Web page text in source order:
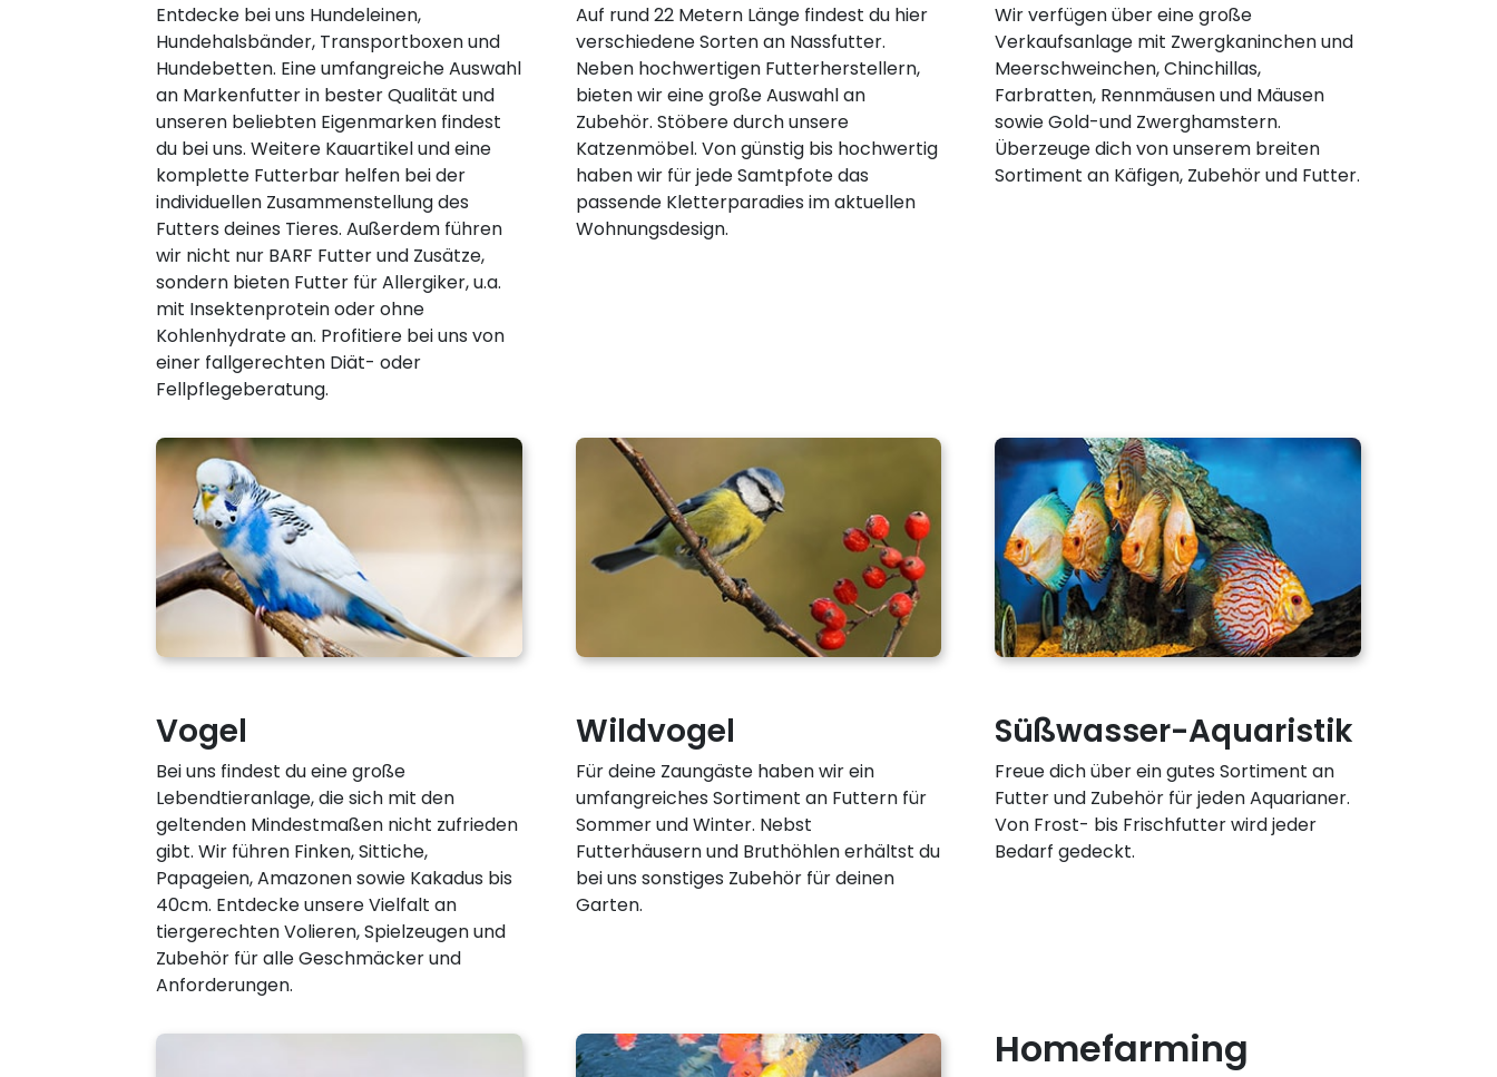
Entdecke bei uns Hundeleinen,
Hundehalsbänder, Transportboxen und
Hundebetten. Eine umfangreiche Auswahl
an Markenfutter in bester Qualität und
unseren beliebten Eigenmarken findest
du bei uns. Weitere Kauartikel und eine
komplette Futterbar helfen bei der
individuellen Zusammenstellung des
Futters deines Tieres. Außerdem führen
wir nicht nur BARF Futter und Zusätze,
sondern bieten Futter für Allergiker, u.a.
mit Insektenprotein oder ohne
Kohlenhydrate an. Profitiere bei uns von
einer fallgerechten Diät- oder
Fellpflegeberatung.
Auf rund 22 Metern Länge findest du hier
verschiedene Sorten an Nassfutter.
Neben hochwertigen Futterherstellern,
bieten wir eine große Auswahl an
Zubehör. Stöbere durch unsere
Katzenmöbel. Von günstig bis hochwertig
haben wir für jede Samtpfote das
passende Kletterparadies im aktuellen
Wohnungsdesign.
Wir verfügen über eine große
Verkaufsanlage mit Zwergkaninchen und
Meerschweinchen, Chinchillas,
Farbratten, Rennmäusen und Mäusen
sowie Gold-und Zwerghamstern.
Überzeuge dich von unserem breiten
Sortiment an Käfigen, Zubehör und Futter.
Vogel
Bei uns findest du eine große
Lebendtieranlage, die sich mit den
geltenden Mindestmaßen nicht zufrieden
gibt. Wir führen Finken, Sittiche,
Papageien, Amazonen sowie Kakadus bis
40cm. Entdecke unsere Vielfalt an
tiergerechten Volieren, Spielzeugen und
Zubehör für alle Geschmäcker und
Anforderungen.
Wildvogel
Für deine Zaungäste haben wir ein
umfangreiches Sortiment an Futtern für
Sommer und Winter. Nebst
Futterhäusern und Bruthöhlen erhältst du
bei uns sonstiges Zubehör für deinen
Garten.
Süßwasser-Aquaristik
Freue dich über ein gutes Sortiment an
Futter und Zubehör für jeden Aquarianer.
Von Frost- bis Frischfutter wird jeder
Bedarf gedeckt.
Homefarming